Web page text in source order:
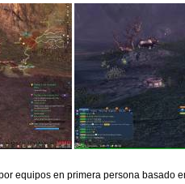
equipos en primera persona basado